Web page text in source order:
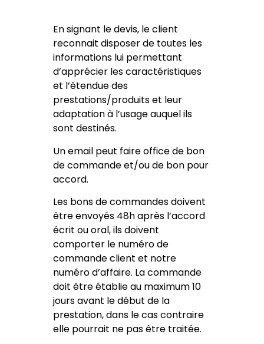
En signant le devis, le client
reconnait disposer de toutes les
informations lui permettant
d’apprécier les caractéristiques
et l’étendue des
prestations/produits et leur
adaptation à l’usage auquel ils
sont destinés.
Un email peut faire office de bon
de commande et/ou de bon pour
accord.
Les bons de commandes doivent
être envoyés 48h après l’accord
écrit ou oral, ils doivent
comporter le numéro de
commande client et notre
numéro d’affaire. La commande
doit être établie au maximum 10
jours avant le début de la
prestation, dans le cas contraire
elle pourrait ne pas être traitée.